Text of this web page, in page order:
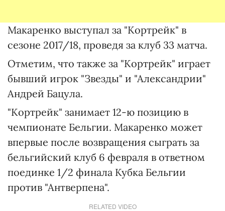
Макаренко выступал за "Кортрейк" в
сезоне 2017/18, проведя за клуб 33 матча.
Отметим, что также за "Кортрейк" играет
бывший игрок "Звезды" и "Александрии"
Андрей Бацула.
"Кортрейк" занимает 12-ю позицию в
чемпионате Бельгии. Макаренко может
впервые после возвращения сыграть за
бельгийский клуб 6 февраля в ответном
поединке 1/2 финала Кубка Бельгии
против "Антверпена".
RELATED VIDEO